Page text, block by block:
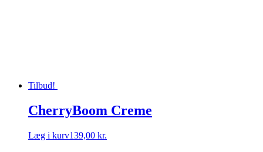
Tilbud!
CherryBoom Creme
Læg i kurv139,00 kr.